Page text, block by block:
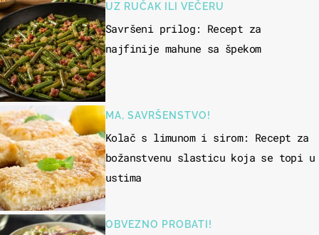
UZ RUČAK ILI VEČERU
Savršeni prilog: Recept za
najfinije mahune sa špekom
MA, SAVRŠENSTVO!
Kolač s limunom i sirom: Recept za
božanstvenu slasticu koja se topi u
ustima
OBVEZNO PROBATI!